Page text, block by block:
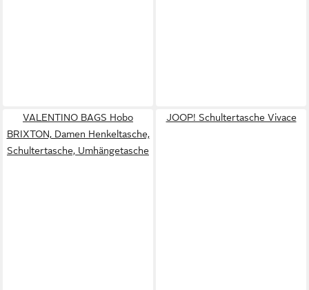
VALENTINO BAGS Hobo
BRIXTON, Damen Henkeltasche,
Schultertasche, Umhängetasche
JOOP! Schultertasche Vivace